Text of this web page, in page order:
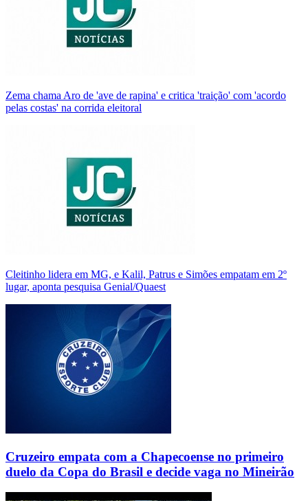
Zema chama Aro de 'ave de rapina' e critica 'traição' com 'acordo
pelas costas' na corrida eleitoral
Cleitinho lidera em MG, e Kalil, Patrus e Simões empatam em 2º
lugar, aponta pesquisa Genial/Quaest
Cruzeiro empata com a Chapecoense no primeiro
duelo da Copa do Brasil e decide vaga no Mineirão